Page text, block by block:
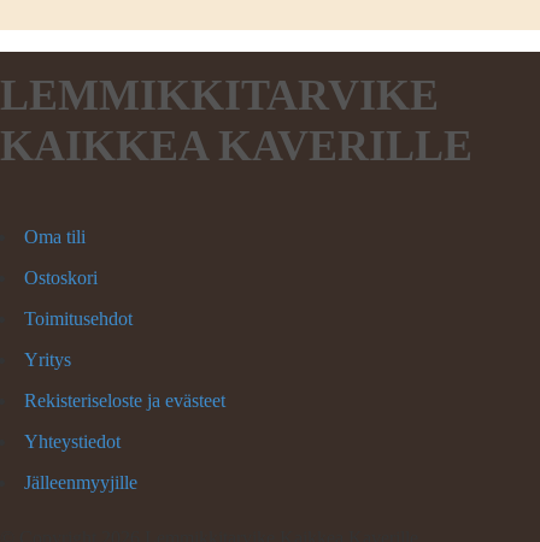
LEMMIKKITARVIKE
KAIKKEA KAVERILLE
Oma tili
Ostoskori
Toimitusehdot
Yritys
Rekisteriseloste ja evästeet
Yhteystiedot
Jälleenmyyjille